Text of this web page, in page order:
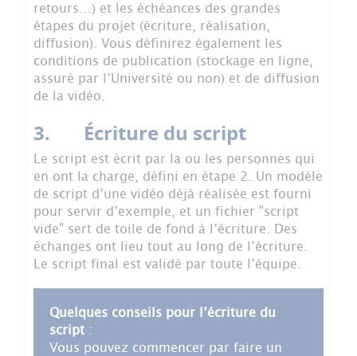
retours…) et les échéances des grandes
étapes du projet (écriture, réalisation,
diffusion). Vous définirez également les
conditions de publication (stockage en ligne,
assuré par l’Université ou non) et de diffusion
de la vidéo.
3. Écriture du script
Le script est écrit par la ou les personnes qui
en ont la charge, défini en étape 2. Un modèle
de script d’une vidéo déjà réalisée est fourni
pour servir d’exemple, et un fichier "script
vide" sert de toile de fond à l’écriture. Des
échanges ont lieu tout au long de l’écriture.
Le script final est validé par toute l’équipe.
Quelques conseils pour l’écriture du
script :
Vous pouvez commencer par faire un